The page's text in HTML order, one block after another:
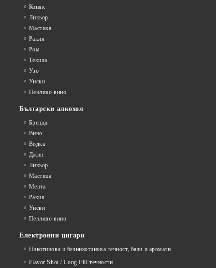
Коняк
Ликьор
Мастика
Ракия
Ром
Текила
Узо
Уиски
Пенливо вино
Български алкохол
Бренди
Вино
Водка
Джин
Ликьор
Мастика
Мента
Ракия
Уиски
Пенливо вино
Електронни цигари
Никотинова и безникотинова течност, бази и аромати
Flavor Shot / Long Fill течности